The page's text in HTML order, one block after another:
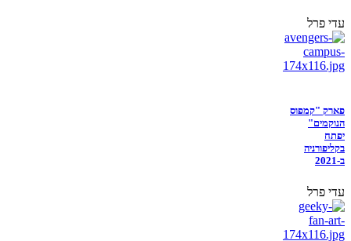
עדי פרל
פארק "קמפוס
הנוקמים"
יפתח
בקליפורניה
ב-2021
עדי פרל